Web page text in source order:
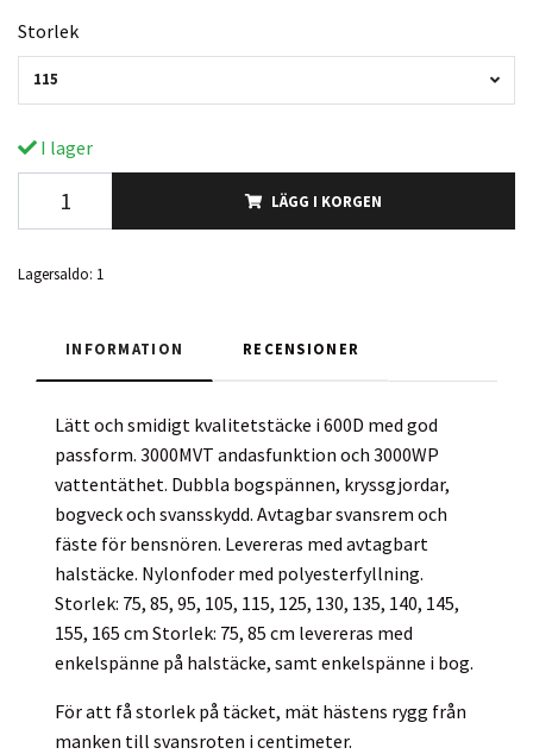
Storlek
115
I lager
LÄGG I KORGEN
Lagersaldo: 1
INFORMATION RECENSIONER
Lätt och smidigt kvalitetstäcke i 600D med god
passform. 3000MVT andasfunktion och 3000WP
vattentäthet. Dubbla bogspännen, kryssgjordar,
bogveck och svansskydd. Avtagbar svansrem och
fäste för bensnören. Levereras med avtagbart
halstäcke. Nylonfoder med polyesterfyllning.
Storlek: 75, 85, 95, 105, 115, 125, 130, 135, 140, 145,
155, 165 cm Storlek: 75, 85 cm levereras med
enkelspänne på halstäcke, samt enkelspänne i bog.
För att få storlek på täcket, mät hästens rygg från
manken till svansroten i centimeter.